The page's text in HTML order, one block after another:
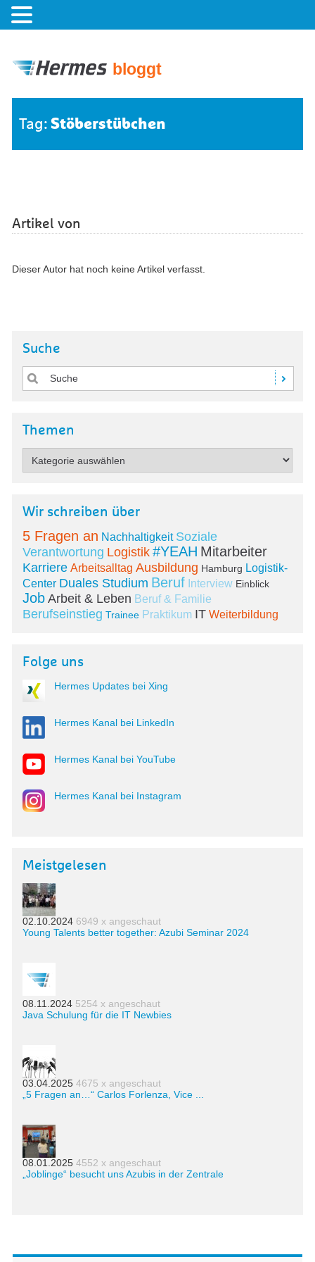
bloggt
Tag: Stöberstübchen
Artikel von
Dieser Autor hat noch keine Artikel verfasst.
Suche
Themen
Wir schreiben über
5 Fragen an Nachhaltigkeit Soziale
Verantwortung Logistik #YEAH Mitarbeiter
Karriere Arbeitsalltag Ausbildung Hamburg Logistik-
Center Duales Studium Beruf Interview Einblick
Job Arbeit & Leben Beruf & Familie
Berufseinstieg Trainee Praktikum IT Weiterbildung
Folge uns
Hermes Updates bei Xing
Hermes Kanal bei LinkedIn
Hermes Kanal bei YouTube
Hermes Kanal bei Instagram
Meistgelesen
02.10.2024 6949 x angeschaut
Young Talents better together: Azubi Seminar 2024
08.11.2024 5254 x angeschaut
Java Schulung für die IT Newbies
03.04.2025 4675 x angeschaut
„5 Fragen an…“ Carlos Forlenza, Vice ...
08.01.2025 4552 x angeschaut
„Joblinge“ besucht uns Azubis in der Zentrale